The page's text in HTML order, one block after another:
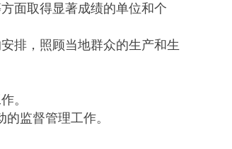
面取得显著成绩的单位和个
排，照顾当地群众的生产和生
。
监督管理工作。